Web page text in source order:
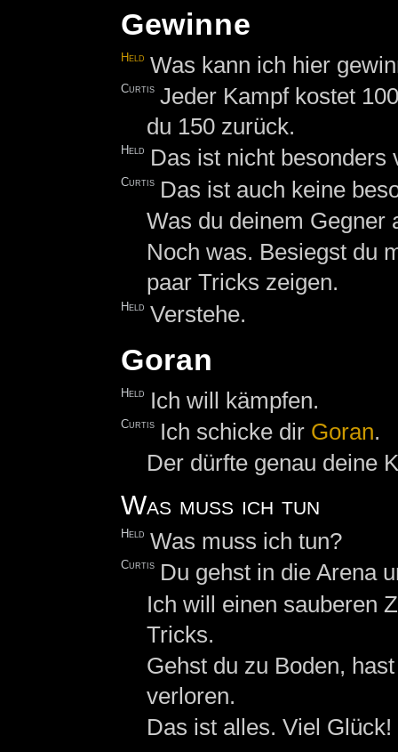
Gewinne
Held Was kann ich hier
Curtis Jeder Kampf kostet
du 150 zurück.
Held Das ist nicht besonders
Curtis Das ist auch keine
Was du deinem Gegner
Noch was. Besiegst du
paar Tricks zeigen.
Held Verstehe.
Goran
Held Ich will kämpfen.
Curtis Ich schicke dir Goran.
Der dürfte genau deine
Was muss ich tun
Held Was muss ich tun?
Curtis Du gehst in die Arena
Ich will einen sauberen
Tricks.
Gehst du zu Boden,
verloren.
Das ist alles. Viel Glück!